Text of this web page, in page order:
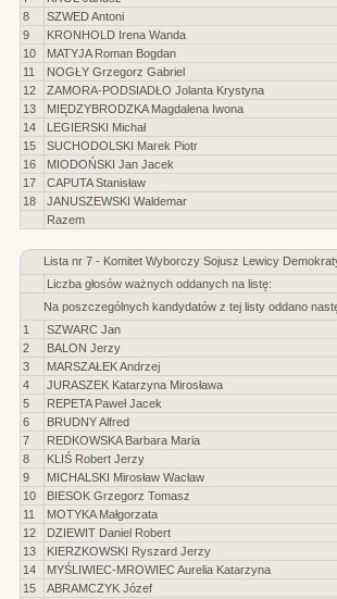
8
SZWED Antoni
9
KRONHOLD Irena Wanda
10
MATYJA Roman Bogdan
11
NOGŁY Grzegorz Gabriel
12
ZAMORA-PODSIADŁO Jolanta Krystyna
13
MIĘDZYBRODZKA Magdalena Iwona
14
LEGIERSKI Michał
15
SUCHODOLSKI Marek Piotr
16
MIODOŃSKI Jan Jacek
17
CAPUTA Stanisław
18
JANUSZEWSKI Waldemar
Razem
Lista nr 7 - Komitet Wyborczy Sojusz Lewicy
Liczba głosów ważnych oddanych na listę:
Na poszczególnych kandydatów z tej listy oddano
1
SZWARC Jan
2
BALON Jerzy
3
MARSZAŁEK Andrzej
4
JURASZEK Katarzyna Mirosława
5
REPETA Paweł Jacek
6
BRUDNY Alfred
7
REDKOWSKA Barbara Maria
8
KLIŚ Robert Jerzy
9
MICHALSKI Mirosław Wacław
10
BIESOK Grzegorz Tomasz
11
MOTYKA Małgorzata
12
DZIEWIT Daniel Robert
13
KIERZKOWSKI Ryszard Jerzy
14
MYŚLIWIEC-MROWIEC Aurelia Katarzyna
15
ABRAMCZYK Józef